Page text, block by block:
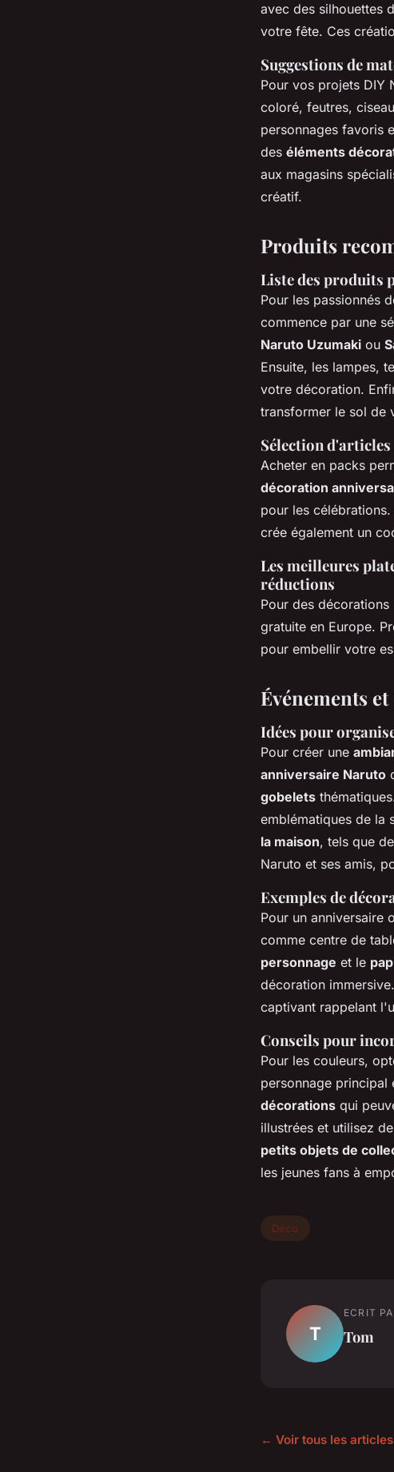
avec des silhouettes
votre fête. Ces
Suggestions de
Pour vos projets DIY
coloré, feutres,
personnages favoris
des éléments
aux magasins
créatif.
Produits
Liste des produits
Pour les passionnés
commence par une
Naruto Uzumaki ou
Ensuite, les lampes,
votre décoration.
transformer le sol de
Sélection
Acheter en packs
décoration
pour les
crée également un
Les meilleures
réductions
Pour des décorations
gratuite en Europe.
pour embellir votre
Événements
Idées pour
Pour créer une
anniversaire Naruto
gobelets
emblématiques de la
la maison, tels que
Naruto et ses amis,
Exemples de
Pour un anniversaire
comme centre de
personnage et le
décoration
captivant rappelant
Conseils pour
Pour les couleurs,
personnage principal
décorations qui
illustrées et utilisez
petits objets de
les jeunes fans à
Déco
T
ECRIT
Tom
← Voir tous les